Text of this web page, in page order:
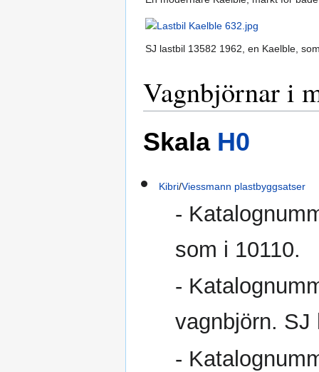
SJ lastbil 13582 1962, en Kaelble,
Vagnbjörnar i
Skala H0
Kibri/Viessmann plastbyggsatser
-
som i 10110.
-
vagnbjörn. SJ
-